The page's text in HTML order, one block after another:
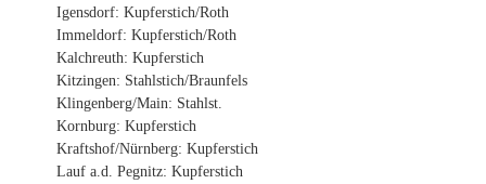
Igensdorf: Kupferstich/Roth
Immeldorf: Kupferstich/Roth
Kalchreuth: Kupferstich
Kitzingen: Stahlstich/Braunfels
Klingenberg/Main: Stahlst.
Kornburg: Kupferstich
Kraftshof/Nürnberg: Kupferstich
Lauf a.d. Pegnitz: Kupferstich